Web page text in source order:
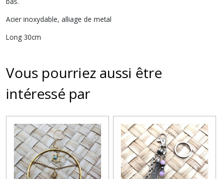
Acier inoxydable, alliage de metal
Long 30cm
Vous pourriez aussi être
intéressé par